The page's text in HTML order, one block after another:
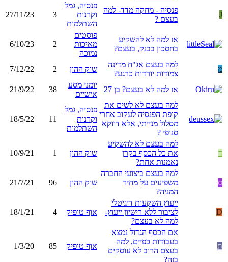
J
פנסיה - מחקה מדד- למה
בעצם ?
פנסיה, גמל
וקרנות
השתלמות
3
27/11/23
אז למה לא להשקיע
בחסכון בבנק, בעצם?
פוסטים
מאיכות
נמוכה
2
6/10/23
מ
למה בעצם אג"ח מדינה
צמודות יורדות כרגע?
שוק ההון 2
7/12/22
אז למה לא בעצם? בן 27
יומני מסע
אישיים
38
21/9/22
למה בעצם לא לשים את
קופת הפנסיה לעקוב אחרי
מסלול מנייתי, אלא דווקא
סנופי ?
פנסיה, גמל
וקרנות
השתלמות
11
18/5/22
ד
למה בעצם לא להשקיע
את כל הכסף בקרן
נאמנות אחת?
שוק ההון 1
10/9/21
ס
למה בעצם ביצועי החברה
משפיעים על מחיר
המניה?
שוק ההון 96
21/7/21
D
ייעוץ השקעות דיגיטלי
לציבור ללא רישיון ייעוץ-
למה לא בעצם?
אוף טופיק 4
18/1/21
ת
אם הכסף הגדול נמצא
בעבודות כפיים, למה
בעצם הרוב לא עוסקים
בזה?
אוף טופיק 85
1/3/20